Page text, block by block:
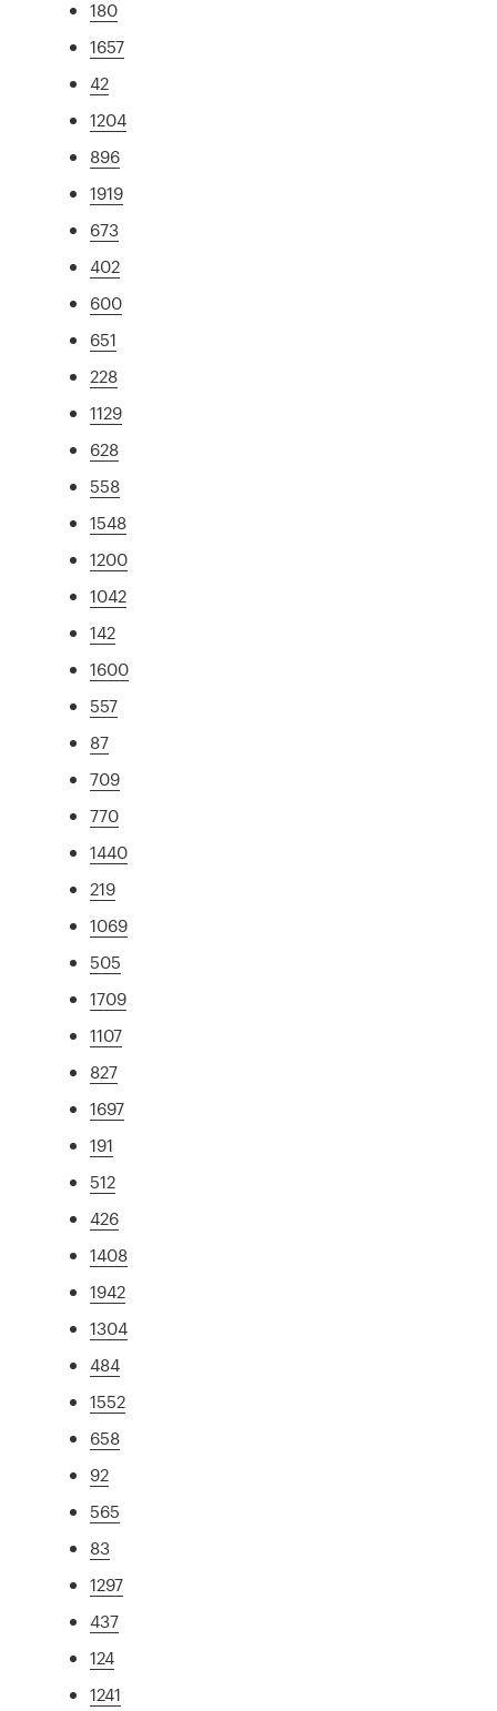
180
1657
42
1204
896
1919
673
402
600
651
228
1129
628
558
1548
1200
1042
142
1600
557
87
709
770
1440
219
1069
505
1709
1107
827
1697
191
512
426
1408
1942
1304
484
1552
658
92
565
83
1297
437
124
1241